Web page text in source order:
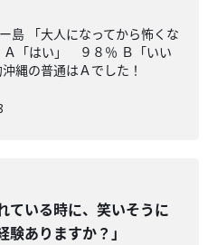
島 「大人になってから怖くな
Ａ「はい」 ９８％ Ｂ「いい
縄の普通はＡでした！
ている時に、笑いそうに
験ありますか？」